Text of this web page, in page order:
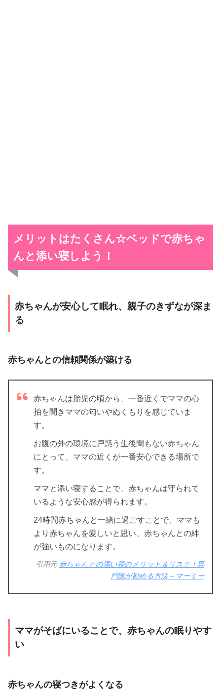
メリットはたくさん☆ベッドで赤ちゃ
んと添い寝しよう！
赤ちゃんが安心して眠れ、親子のきずなが深ま
る
赤ちゃんとの信頼関係が築ける
赤ちゃんは胎児の頃から、一番近くでママの心
拍を聞きママの匂いやぬくもりを感じていま
す。
お腹の外の環境に戸惑う生後間もない赤ちゃん
にとって、ママの近くが一番安心できる場所で
す。
ママと添い寝することで、赤ちゃんは守られて
いるような安心感が得られます。
24時間赤ちゃんと一緒に過ごすことで、ママも
より赤ちゃんを愛しいと思い、赤ちゃんとの絆
が強いものになります。
引用元-赤ちゃんとの添い寝のメリット＆リスク！専
門医が勧める方法 – マーミー
ママがそばにいることで、赤ちゃんの眠りやす
い
赤ちゃんの寝つきがよくなる